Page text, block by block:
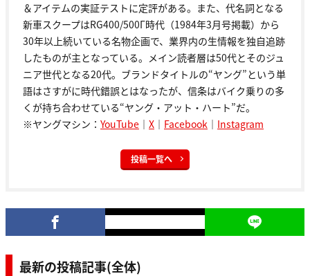
＆アイテムの実証テストに定評がある。また、代名詞となる
新車スクープはRG400/500Γ時代（1984年3月号掲載）から
30年以上続いている名物企画で、業界内の生情報を独自追跡
したものが主となっている。メイン読者層は50代とそのジュ
ニア世代となる20代。ブランドタイトルの“ヤング”という単
語はさすがに時代錯誤とはなったが、信条はバイク乗りの多
くが持ち合わせている“ヤング・アット・ハート”だ。
※ヤングマシン： YouTube ｜ X ｜ Facebook ｜ Instagram
投稿一覧へ
最新の投稿記事(全体)